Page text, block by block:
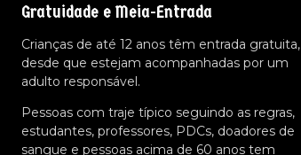
Gratuidade e Meia-Entrada
Crianças de até 12 anos têm entrada gratuita,
desde que estejam acompanhadas por um
adulto responsável.
Pessoas com traje típico seguindo as regras,
estudantes, professores, PDCs, doadores de
sangue e pessoas acima de 60 anos tem